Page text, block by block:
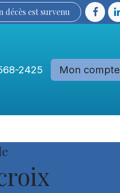
décès est sur​​​​​​​​ve​nu​​​​​​​​​​
2425 Mon compte